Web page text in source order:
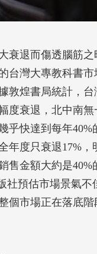
衰退而傷透腦筋
台灣大專教科書
敦煌書局統計，
度衰退，北中南
乎快達到每年
年度只衰退17%
售金額大約是
社預估市場景氣
個市場正在落底